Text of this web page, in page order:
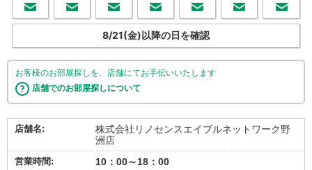
8/21(金)以降の日を確認
お客様のお部屋探しを、店舗にてお手伝いいたします
店舗でのお部屋探しについて
店舗名:
株式会社リノセンスエイブルネットワーク野
洲店
営業時間: 10：00～18：00